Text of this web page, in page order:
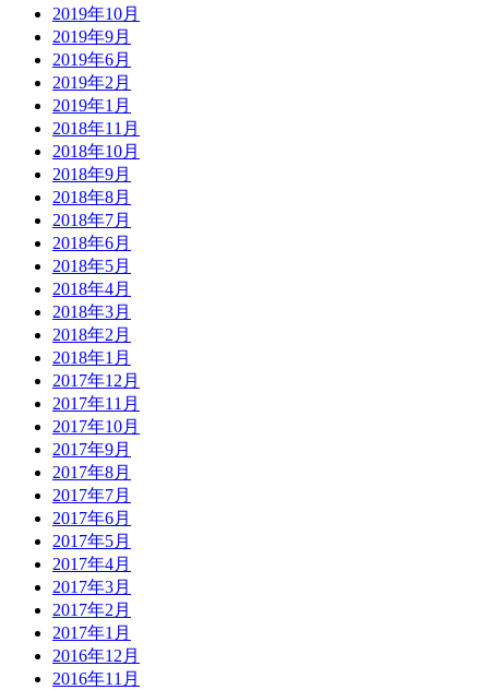
2019年10月
2019年9月
2019年6月
2019年2月
2019年1月
2018年11月
2018年10月
2018年9月
2018年8月
2018年7月
2018年6月
2018年5月
2018年4月
2018年3月
2018年2月
2018年1月
2017年12月
2017年11月
2017年10月
2017年9月
2017年8月
2017年7月
2017年6月
2017年5月
2017年4月
2017年3月
2017年2月
2017年1月
2016年12月
2016年11月